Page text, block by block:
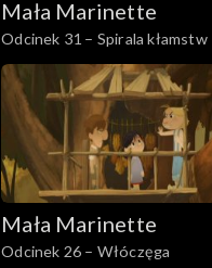
Mała Marinette
Odcinek 31 – Spirala kłamstw
Mała Marinette
Odcinek 26 – Włóczęga